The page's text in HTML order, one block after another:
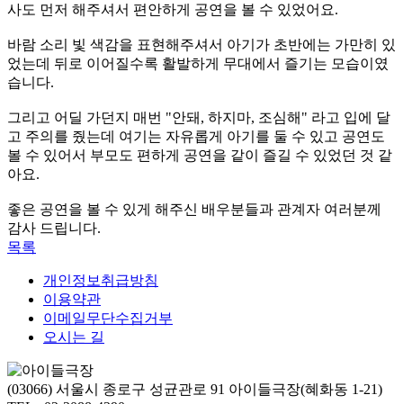
사도 먼저 해주셔서 편안하게 공연을 볼 수 있었어요.
바람 소리 빛 색감을 표현해주셔서 아기가 초반에는 가만히 있
었는데 뒤로 이어질수록 활발하게 무대에서 즐기는 모습이였
습니다.
그리고 어딜 가던지 매번 "안돼, 하지마, 조심해" 라고 입에 달
고 주의를 줬는데 여기는 자유롭게 아기를 둘 수 있고 공연도
볼 수 있어서 부모도 편하게 공연을 같이 즐길 수 있었던 것 같
아요.
좋은 공연을 볼 수 있게 해주신 배우분들과 관계자 여러분께
감사 드립니다.
목록
개인정보취급방침
이용약관
이메일무단수집거부
오시는 길
(03066) 서울시 종로구 성균관로 91 아이들극장(혜화동 1-21)